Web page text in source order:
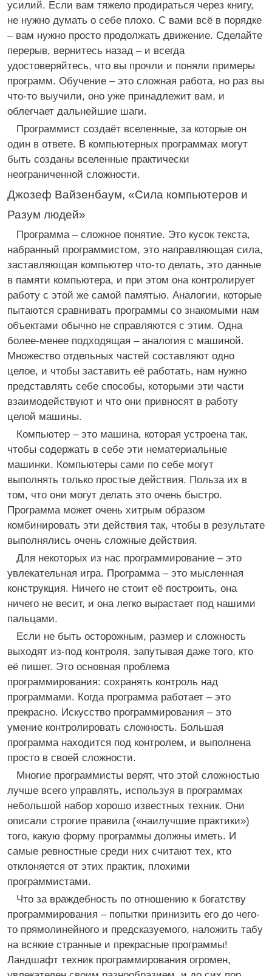
усилий. Если вам тяжело продираться через книгу,
не нужно думать о себе плохо. С вами всё в порядке
– вам нужно просто продолжать движение. Сделайте
перерыв, вернитесь назад – и всегда
удостоверяйтесь, что вы прочли и поняли примеры
программ. Обучение – это сложная работа, но раз вы
что-то выучили, оно уже принадлежит вам, и
облегчает дальнейшие шаги.
Программист создаёт вселенные, за которые он
один в ответе. В компьютерных программах могут
быть созданы вселенные практически
неограниченной сложности.
Джозеф Вайзенбаум, «Сила компьютеров и
Разум людей»
Программа – сложное понятие. Это кусок текста,
набранный программистом, это направляющая сила,
заставляющая компьютер что-то делать, это данные
в памяти компьютера, и при этом она контролирует
работу с этой же самой памятью. Аналогии, которые
пытаются сравнивать программы со знакомыми нам
объектами обычно не справляются с этим. Одна
более-менее подходящая – аналогия с машиной.
Множество отдельных частей составляют одно
целое, и чтобы заставить её работать, нам нужно
представлять себе способы, которыми эти части
взаимодействуют и что они привносят в работу
целой машины.
Компьютер – это машина, которая устроена так,
чтобы содержать в себе эти нематериальные
машинки. Компьютеры сами по себе могут
выполнять только простые действия. Польза их в
том, что они могут делать это очень быстро.
Программа может очень хитрым образом
комбинировать эти действия так, чтобы в результате
выполнялись очень сложные действия.
Для некоторых из нас программирование – это
увлекательная игра. Программа – это мысленная
конструкция. Ничего не стоит её построить, она
ничего не весит, и она легко вырастает под нашими
пальцами.
Если не быть осторожным, размер и сложность
выходят из-под контроля, запутывая даже того, кто
её пишет. Это основная проблема
программирования: сохранять контроль над
программами. Когда программа работает – это
прекрасно. Искусство программирования – это
умение контролировать сложность. Большая
программа находится под контролем, и выполнена
просто в своей сложности.
Многие программисты верят, что этой сложностью
лучше всего управлять, используя в программах
небольшой набор хорошо известных техник. Они
описали строгие правила («наилучшие практики»)
того, какую форму программы должны иметь. И
самые ревностные среди них считают тех, кто
отклоняется от этих практик, плохими
программистами.
Что за враждебность по отношению к богатству
программирования – попытки принизить его до чего-
то прямолинейного и предсказуемого, наложить табу
на всякие странные и прекрасные программы!
Ландшафт техник программирования огромен,